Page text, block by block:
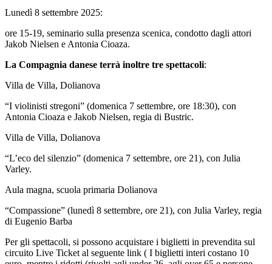
Lunedì 8 settembre 2025:
ore 15-19, seminario sulla presenza scenica, condotto dagli attori
Jakob Nielsen e Antonia Cioaza.
La Compagnia danese terrà inoltre tre spettacoli:
Villa de Villa, Dolianova
“I violinisti stregoni” (domenica 7 settembre, ore 18:30), con
Antonia Cioaza e Jakob Nielsen, regia di Bustric.
Villa de Villa, Dolianova
“L’eco del silenzio” (domenica 7 settembre, ore 21), con Julia
Varley.
Aula magna, scuola primaria Dolianova
“Compassione” (lunedì 8 settembre, ore 21), con Julia Varley, regia
di Eugenio Barba
Per gli spettacoli, si possono acquistare i biglietti in prevendita sul
circuito Live Ticket al seguente link ( I biglietti interi costano 10